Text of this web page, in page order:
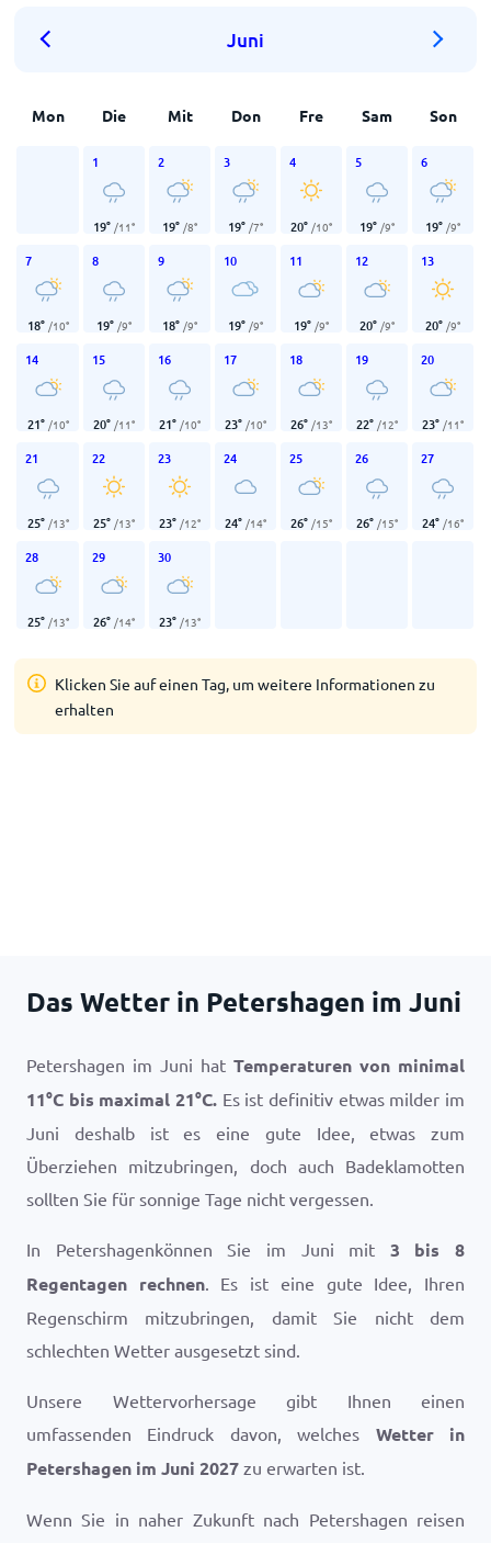
Juni
Mon Die Mit Don Fre Sam Son
1
19° /11°
2
19° /8°
3
19° /7°
4
20° /10°
5
19° /9°
6
19° /9°
7
18° /10°
8
19° /9°
9
18° /9°
10
19° /9°
11
19° /9°
12
20° /9°
13
20° /9°
14
21° /10°
15
20° /11°
16
21° /10°
17
23° /10°
18
26° /13°
19
22° /12°
20
23° /11°
21
25° /13°
22
25° /13°
23
23° /12°
24
24° /14°
25
26° /15°
26
26° /15°
27
24° /16°
28
25° /13°
29
26° /14°
30
23° /13°
Klicken Sie auf einen Tag, um weitere Informationen zu
erhalten
Das Wetter in Petershagen im Juni
Petershagen im Juni hat Temperaturen von minimal
11°C bis maximal 21°C. Es ist definitiv etwas milder im
Juni deshalb ist es eine gute Idee, etwas zum
Überziehen mitzubringen, doch auch Badeklamotten
sollten Sie für sonnige Tage nicht vergessen.
In Petershagenkönnen Sie im Juni mit 3 bis 8
Regentagen rechnen. Es ist eine gute Idee, Ihren
Regenschirm mitzubringen, damit Sie nicht dem
schlechten Wetter ausgesetzt sind.
Unsere Wettervorhersage gibt Ihnen einen
umfassenden Eindruck davon, welches Wetter in
Petershagen im Juni 2027 zu erwarten ist.
Wenn Sie in naher Zukunft nach Petershagen reisen